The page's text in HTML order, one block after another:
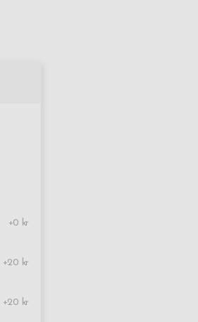
+0 kr
+20 kr
+20 kr